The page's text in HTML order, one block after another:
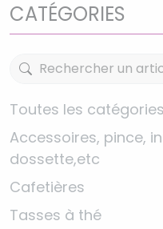
CATÉGORIES
Toutes les catégories
Accessoires, pince,
dossette,etc
Cafetières
Tasses à thé